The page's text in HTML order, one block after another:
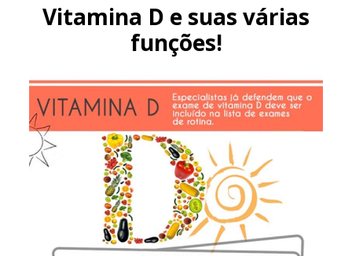
Vitamina D e suas várias
funções!